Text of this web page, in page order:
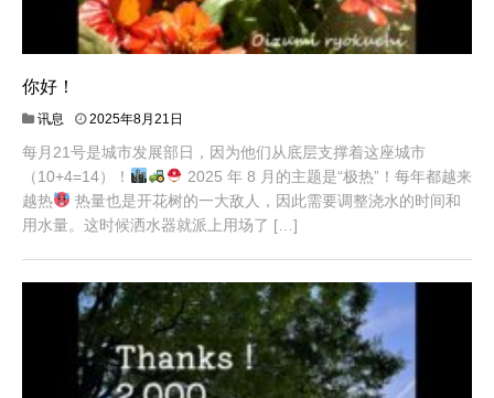
你好！
讯息 2025年8月21日
每月21号是城市发展部日，因为他们从底层支撑着这座城市
（10+4=14）！
2025 年 8 月的主题是“极热”！每年都越来
越热
热量也是开花树的一大敌人，因此需要调整浇水的时间和
用水量。这时候洒水器就派上用场了 […]